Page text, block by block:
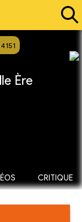
Ère
CRITIQUE